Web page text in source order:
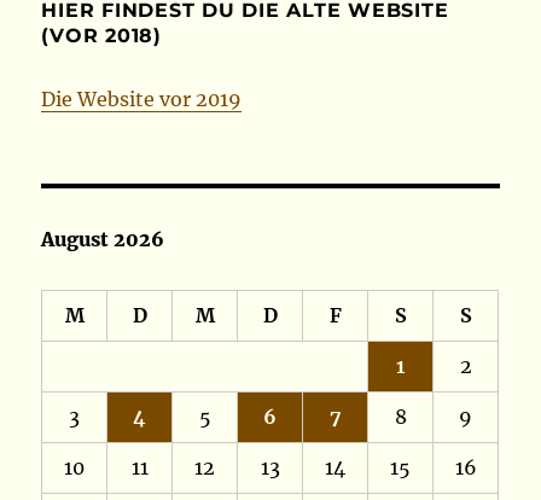
HIER FINDEST DU DIE ALTE WEBSITE
(VOR 2018)
Die Website vor 2019
August 2026
M D M D F S S
1 2
3 4 5 6 7 8 9
10 11 12 13 14 15 16